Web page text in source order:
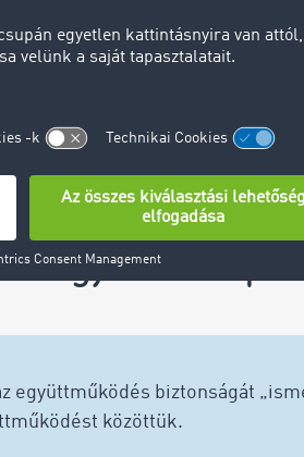
Ügyfeleink
együttműködés biztonságát
közöttük.